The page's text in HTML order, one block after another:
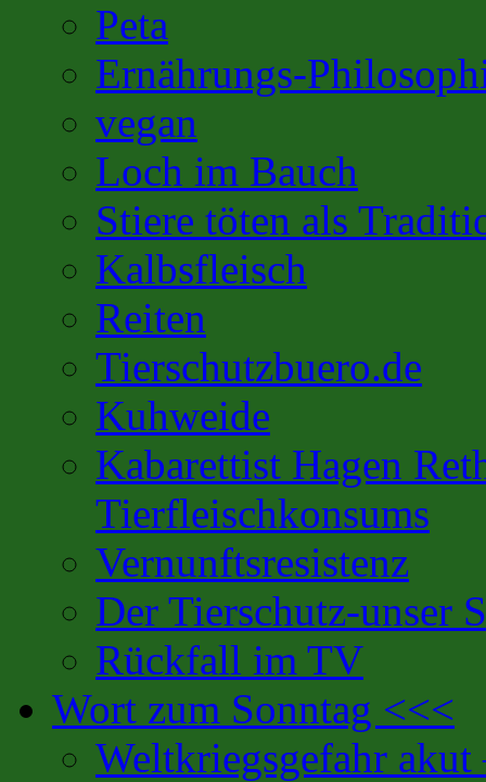
Peta
Ernährungs-
vegan
Loch im Bauch
Stiere töten als
Kalbsfleisch
Reiten
Tierschutzbuero.de
Kuhweide
Kabarettist Hagen
Tierfleischkonsums
Vernunftsresistenz
Der Tierschutz-unser
Rückfall im TV
Wort zum Sonntag <<<
Weltkriegsgefahr